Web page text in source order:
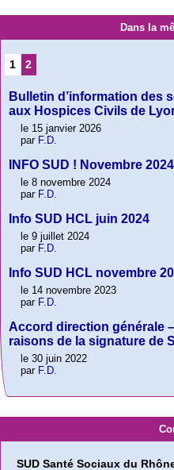
Dans la
1 2
Bulletin d’information des
aux Hospices Civils de
le 15 janvier 2026
par F.D.
INFO SUD ! Novembre 2024
le 8 novembre 2024
par F.D.
Info SUD HCL juin 2024
le 9 juillet 2024
par F.D.
Info SUD HCL novembre
le 14 novembre 2023
par F.D.
Accord direction générale
raisons de la signature de
le 30 juin 2022
par F.D.
SUD Santé Sociaux du